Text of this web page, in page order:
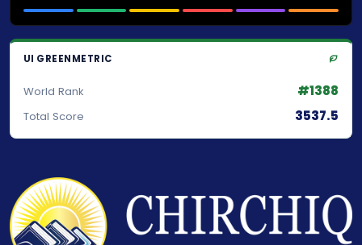
UI GREENMETRIC
World Rank #1388
Total Score 3537.5